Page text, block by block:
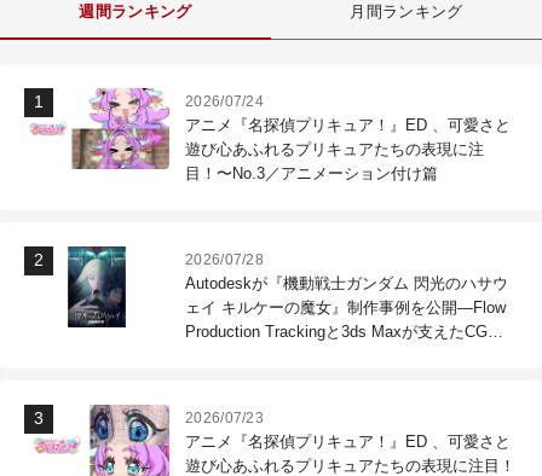
週間ランキング 月間ランキング
2026/07/24
アニメ『名探偵プリキュア！』ED 、可愛さと
遊び心あふれるプリキュアたちの表現に注
目！〜No.3／アニメーション付け篇
2026/07/28
Autodeskが『機動戦士ガンダム 閃光のハサウ
ェイ キルケーの魔女』制作事例を公開―Flow
Production Trackingと3ds Maxが支えたCG制
2026/07/23
アニメ『名探偵プリキュア！』ED 、可愛さと
遊び心あふれるプリキュアたちの表現に注目！